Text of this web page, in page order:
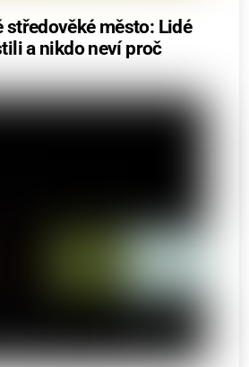
středověké město: Lidé
a nikdo neví proč